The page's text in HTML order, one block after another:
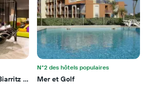
Anglet
N°2 des hôtels populaires
Mer et Golf